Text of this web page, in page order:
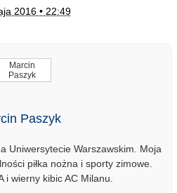
2016 • 22:49
Paszyk
Uniwersytecie Warszawskim. Moja
piłka nożna i sporty zimowe.
i wierny kibic AC Milanu.